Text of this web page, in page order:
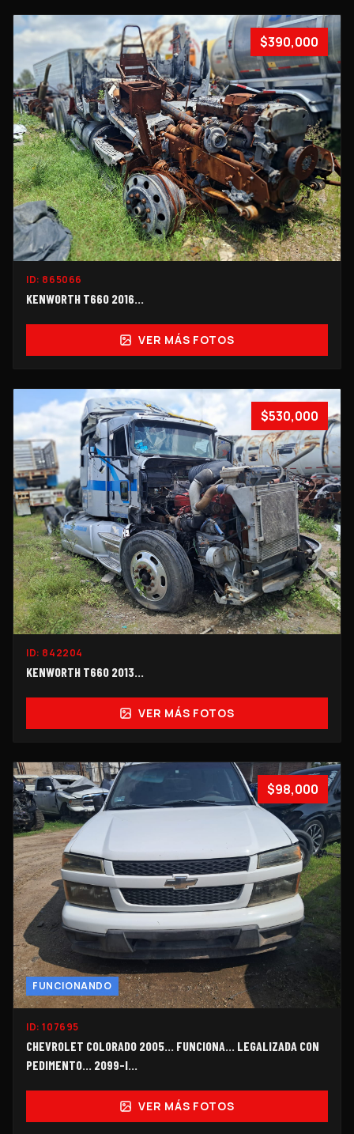
$390,000
ID: 865066
KENWORTH T660 2016...
VER MÁS FOTOS
$530,000
ID: 842204
KENWORTH T660 2013...
VER MÁS FOTOS
$98,000
FUNCIONANDO
ID:107695
CHEVROLET COLORADO 2005… FUNCIONA… LEGALIZADA CON
PEDIMENTO... 2099-I…
VER MÁS FOTOS